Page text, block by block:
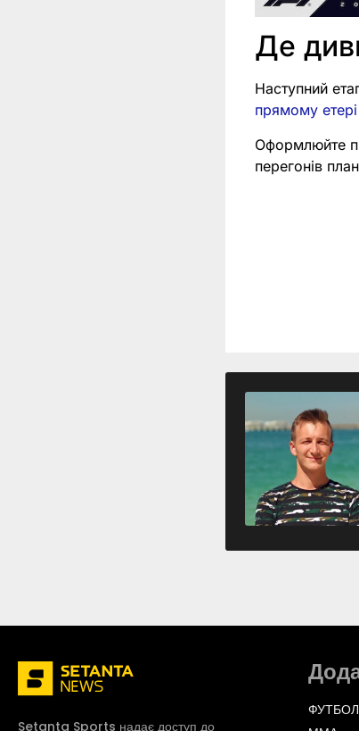
Де
Наступний
прямому
Оформлюйте
перегонів
Setanta Sports надає доступ до
ФУТБОЛ